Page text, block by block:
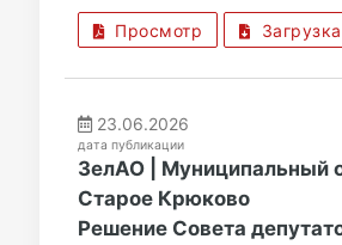
Просмотр Загрузка
23.06.2026
дата публикации
ЗелАО | Муниципальный
Старое Крюково
Решение Совета